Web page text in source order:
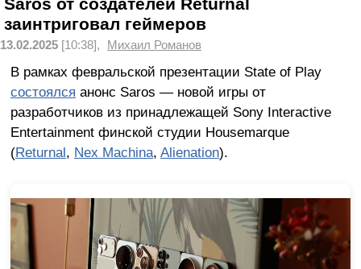
Saros от создателей Returnal
заинтриговал геймеров
13.02.2025 [10:38], Михаил Романов
В рамках февральской презентации State of Play
состоялся анонс Saros — новой игры от
разработчиков из принадлежащей Sony Interactive
Entertainment финской студии Housemarque
(Returnal, Nex Machina, Alienation).